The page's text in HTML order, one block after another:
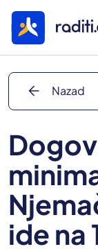
arrow_back Nazad
ide na